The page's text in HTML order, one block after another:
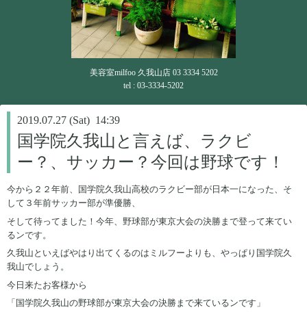
美容室milfoo 久我山店 03 3334 5202
tel : 03-3334-5202
2019.07.27 (Sat) 14:39
国学院久我山と言えば、ラクビ
ー？、サッカー？今回は野球です！
今から２２年前、国学院久我山高校のラクビー部が日本一になった、そ
して３年前サッカー部が準優勝、
そして待ってました！今年、野球部が東京大会の決勝まで登って来てい
るンです。
久我山といえばやはり出てくるのはミルフーよりも、やっぱり国学院久
我山でしょう。
今日来たお客様から
「国学院久我山の野球部が東京大会の決勝まで来ているンです」